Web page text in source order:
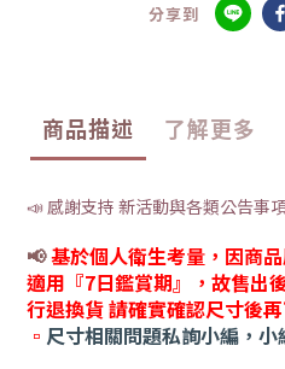
分享到
商品描述 了解更多
📣 感謝支持 新活動與各類公告事
📢基於個人衛生考量，因商
適用『7日鑑賞期』，故售出
行退換貨 請確實確認尺寸後
▫️ 尺寸相關問題私詢小編，